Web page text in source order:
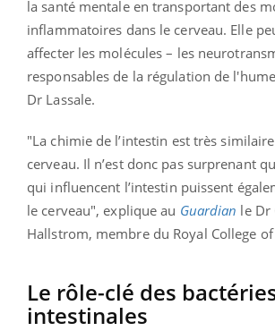
la santé mentale en transportant des
inflammatoires dans le cerveau. Elle
affecter les molécules – les
responsables de la régulation de
Dr Lassale.
"La chimie de l’intestin est très
cerveau. Il n’est donc pas surprenant
qui influencent l’intestin puissent
le cerveau", explique au Guardian le Dr
Hallstrom, membre du Royal College
Le rôle-clé des
intestinales